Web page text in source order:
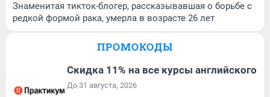
Знаменитая тикток-блогер, рассказывавшая о борьбе с
редкой формой рака, умерла в возрасте 26 лет
ПРОМОКОДЫ
Скидка 11% на все курсы английского
До 31 августа, 2026